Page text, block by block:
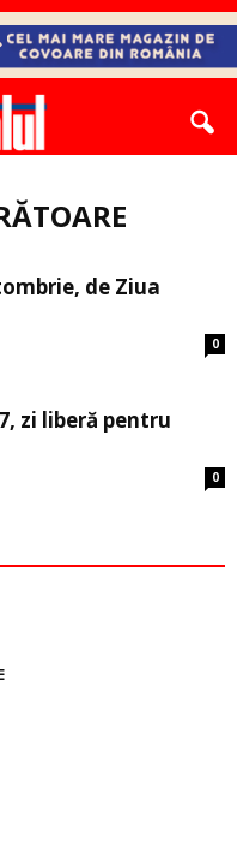
de Ziua
0
zi liberă pentru
0